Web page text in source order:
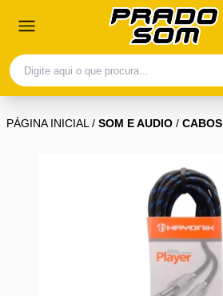
PÁGINA INICIAL/ SOM E AUDIO / CABOS